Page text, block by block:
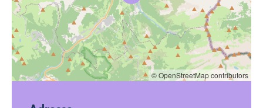
© OpenStreetMap contributors